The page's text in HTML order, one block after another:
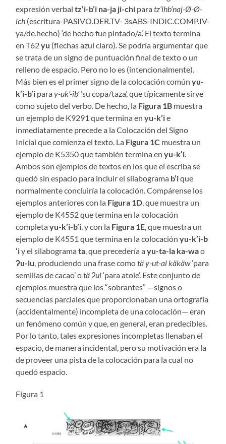
expresión verbaltz’i-b’i na-ja ji-chi paratz’ihb’naj-Ø-Ø-
ich (escritura-PASIVO.DER.TV- 3sABS-INDIC.COMP.IV-
ya/de.hecho) ‘de hecho fue pintado/a’. El texto termina
en T62yu (flechas azul claro). Se podría argumentar que
se trata de un signo de puntuación final de texto o un
relleno de espacio. Pero no lo es (intencionalmente).
Más bien es el primer signo de la colocación comúnyu-
k’i-b’i paray-uk’-ib’‘su copa/taza’, que típicamente sirve
como sujeto del verbo. De hecho, la Figura 1B muestra
un ejemplo de K9291 que termina enyu-k’ie
inmediatamente precede a la Colocación del Signo
Inicial que comienza el texto. La Figura 1C muestra un
ejemplo de K5350 que también termina enyu-k’i
Ambos son ejemplos de textos en los que el escriba se
quedó sin espacio para incluir el silabograma b’ique
normalmente concluiría la colocación. Compárense los
ejemplos anteriores con la Figura 1D , que muestra un
ejemplo de K4552 que termina en la colocación
completayu-k’i-b’i , y con la Figura 1E , que muestra un
ejemplo de K4551 que termina en la colocaciónyu-k’i-b
‘iy el silabogramata , que precedería ayu-ta-la ka-wao
ʔu-lu , produciendo una frase comotä y-ut-al käkäw‘para
semillas de cacao’ otä ʔul‘para atole’. Este conjunto de
ejemplos muestra que los “sobrantes” —signos o
secuencias parciales que proporcionaban una ortografía
(accidentalmente) incompleta de una colocación— eran
un fenómeno común y que, en general, eran predecibles.
Por lo tanto, tales expresiones incompletas llenaban el
espacio, de manera incidental, pero su motivación era la
de proveer una pista de la colocación para la cual no
quedó espacio.
Figura 1